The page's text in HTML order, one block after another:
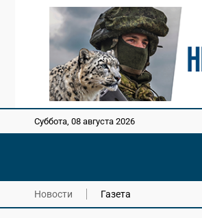
Суббота, 08 августа 2026
Новости Газета